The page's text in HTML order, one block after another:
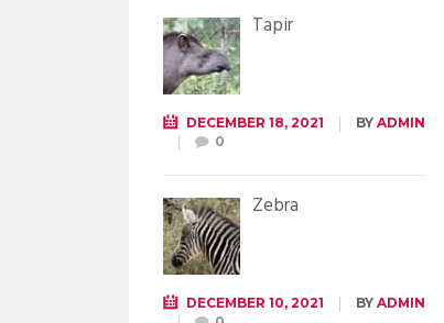
Tapir
DECEMBER 18, 2021 BY ADMIN
0
Zebra
DECEMBER 10, 2021 BY ADMIN